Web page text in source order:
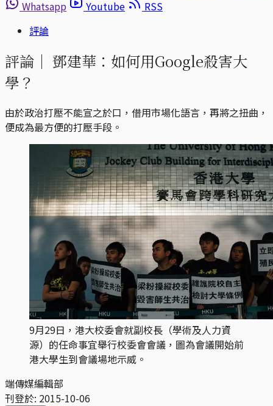
Whatsapp
Youtube
RSS
評論
評論｜ 鄧建華：如何用Google殺害大
學？
由於政治打壓不能宣之於口，借用市場化語言，再將之扭曲，
便成為最方便的打壓手段。
9月29日，港大校委會就副校長（學術及人力資
源）的任命事宜舉行校委會會議，圖為會議開始前
港大學生到會議場地示威。
端傳媒編輯部
刊登於: 2015-10-06